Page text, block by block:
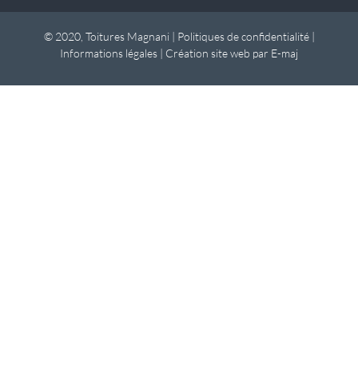
© 2020, Toitures Magnani | Politiques de confidentialité|
Informations légales | Création site web par E-maj